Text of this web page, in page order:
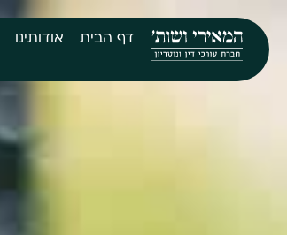
דף הבית אודותינו